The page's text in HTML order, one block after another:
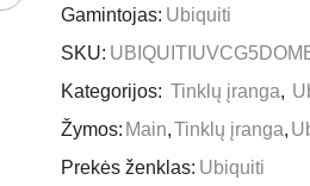
Gamintojas: Ubiquiti
SKU:
Kategorijos: Tinklų įranga,
Žymos: Main,Tinklų įranga,
Prekės ženklas: Ubiquiti